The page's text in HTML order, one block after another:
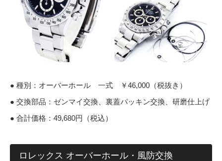
● 種別：オーバーホール 一式 ￥46,000（税抜き）
● 交換部品：ゼンマイ交換、裏蓋パッキン交換、研磨仕上げ
● 合計価格：49,680円（税込）
ロレックス オーバーホール・風防交換